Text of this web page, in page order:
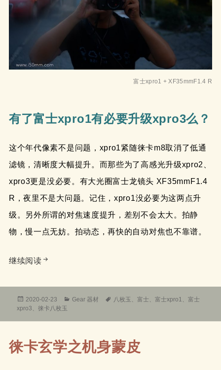
富士xpro1 + XF35mmF1.4 R
有了富士xpro1有必要升级xpro3么？
这个年代像素不是问题，xpro1紧随徕卡m8取消了低通
滤镜，清晰度大幅提升。而那些为了高感光升级xpro2、
xpro3更是没必要。有大光圈富士龙镜头 XF35mmF1.4
R，夜里不是大问题。记住，xpro1没必要为这两点升
级。另外所谓的对焦速度提升，差别不会太大。拍静
物，慢一点无妨。拍动态，再快的自动对焦也不靠谱。
继续阅读富士x-pro1
发
布
2020-02-23
分
Gear 器材
标
八枚玉 、富士 、富士xpro1 、富士
xpro3
、徕卡八枚玉
徕卡玄学之机身蒙皮